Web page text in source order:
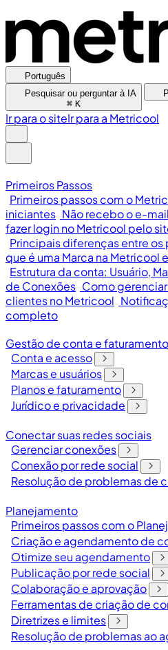
Português
Pesquisar ou perguntar à IA
⌘ K
Ir para o siteIr para a Metricool
Primeiros Passos
Primeiros passos com o
iniciantes Não recebo o e-
fazer login no Metricool pelo
Principais diferenças entre os
que é uma Marca na Metricool
Estrutura da conta: Usuário,
de Conexões Como
clientes no Metricool
completo
Gestão de conta e faturamento
Conta e acesso
Marcas e usuários
Planos e faturamento
Jurídico e privacidade
Conectar suas redes sociais
Gerenciar conexões
Conexão por rede social
Resolução de problemas de
Planejamento
Primeiros passos com o
Criação e agendamento de
Otimize seu agendamento
Publicação por rede social
Colaboração e aprovação
Ferramentas de criação de
Diretrizes e limites
Resolução de problemas ao